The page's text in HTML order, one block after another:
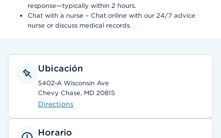
response—typically within 2 hours.
Chat with a nurse – Chat online with our 24/7 advice
nurse or discuss medical records.
Ubicación
5402-A Wisconsin Ave
Chevy Chase, MD 20815
Directions
Horario